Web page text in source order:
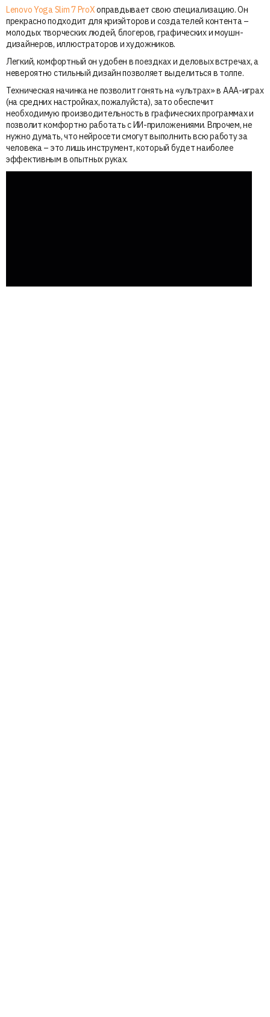
Lenovo Yoga Slim 7 ProXоправдывает свою специализацию. Он
прекрасно подходит для криэйторов и создателей контента –
молодых творческих людей, блогеров, графических и моушн-
дизайнеров, иллюстраторов и художников.
Легкий, комфортный он удобен в поездках и деловых встречах, а
невероятно стильный дизайн позволяет выделиться в толпе.
Техническая начинка не позволит гонять на «ультрах» в AAA-играх
(на средних настройках, пожалуйста), зато обеспечит
необходимую производительность в графических программах и
позволит комфортно работать с ИИ-приложениями. Впрочем, не
нужно думать, что нейросети смогут выполнить всю работу за
человека – это лишь инструмент, который будет наиболее
эффективным в опытных руках.